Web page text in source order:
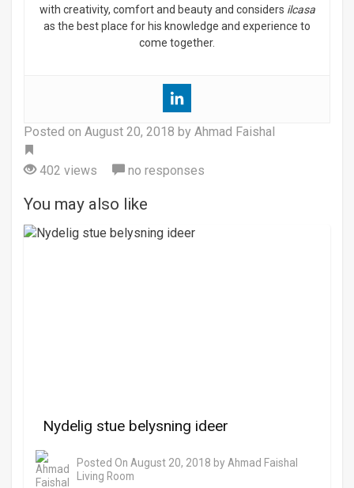
with creativity, comfort and beauty and considers ilcasa
as the best place for his knowledge and experience to
come together.
Posted on August 20, 2018 by Ahmad Faishal
402 views
no responses
You may also like
Nydelig stue belysning ideer
Posted On August 20, 2018 by Ahmad Faishal
Living Room